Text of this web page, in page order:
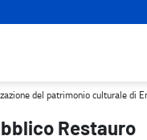
culturale di Enti
del patrimonio culturale di
Restauro